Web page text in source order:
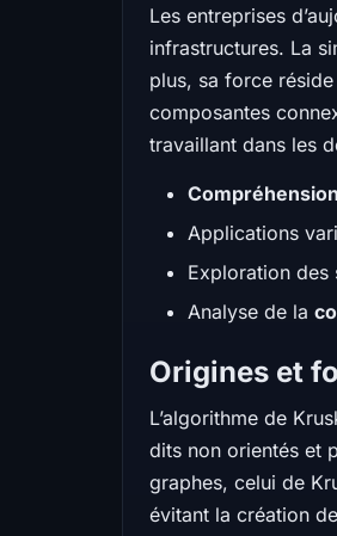
Les entreprises
infrastructures. La
plus, sa force réside
composantes
travaillant dans les
Applications
Exploration des
Analyse de la
Origines et
L’algorithme de
dits non orientés et
graphes, celui de
évitant la création